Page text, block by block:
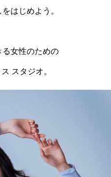
はじめよう。
る女性のための
スタジオ。